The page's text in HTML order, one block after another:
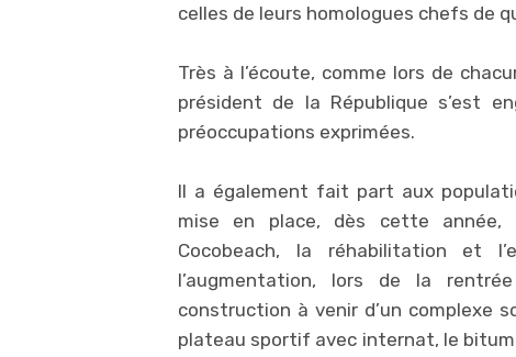
celles de leurs homologues chefs de
Très à l’écoute, comme lors de
président de la République s’est
préoccupations exprimées.
Il a également fait part aux
mise en place, dès cette année,
Cocobeach, la réhabilitation et
l’augmentation, lors de la
construction à venir d’un complexe
plateau sportif avec internat, le